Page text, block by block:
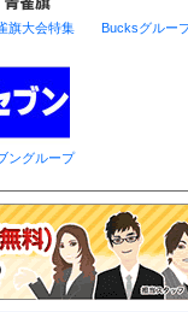
旗大会特集 Bucksグルー
ングループ